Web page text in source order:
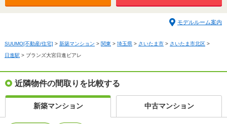
モデルルーム案内
SUUMO[不動産/住宅] > 新築マンション > 関東 > 埼玉県 > さいたま市 > さいたま市北区 >
日進駅 > ブランズ大宮日進ビアレ
近隣物件の間取りを比較する
新築マンション 中古マンション